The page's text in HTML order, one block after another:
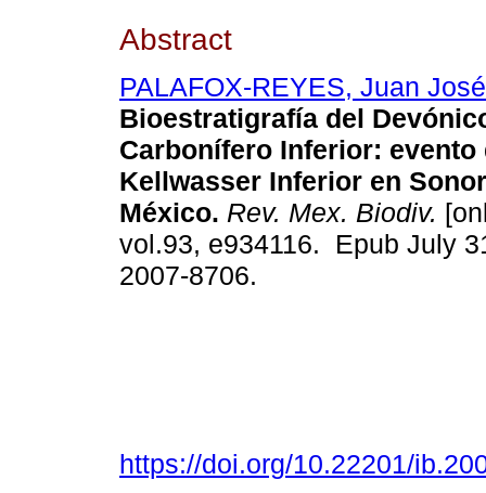
Abstract
PALAFOX-REYES, Juan José
Bioestratigrafía del
Carbonífero Inferior: evento
Kellwasser Inferior en
México. Rev. Mex. Biodiv.
vol.93, e934116. Epub July
2007-8706.
https://doi.org/10.22201/